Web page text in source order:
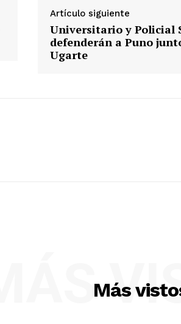
Artículo siguiente
Universitario y Policial
defenderán a Puno
Ugarte
Más
MÁS